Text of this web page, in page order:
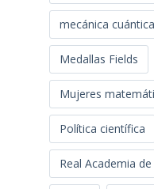
mecánica cuántica
Medallas Fields
Mujeres
Política científica
Real Academia de